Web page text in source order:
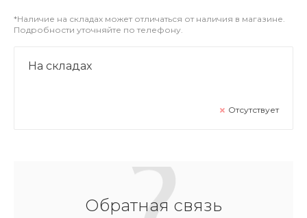
*Наличие на складах может отличаться от наличия в магазине.
Подробности уточняйте по телефону.
На складах
Отсутствует
Обратная связь